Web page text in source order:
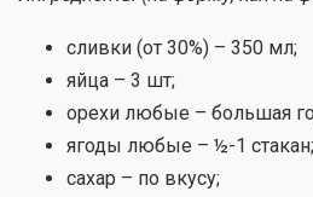
сливки (от 30%) – 350 мл;
яйца – 3 шт;
орехи любые – большая
ягоды любые – ½-1 стакан;
сахар – по вкусу;